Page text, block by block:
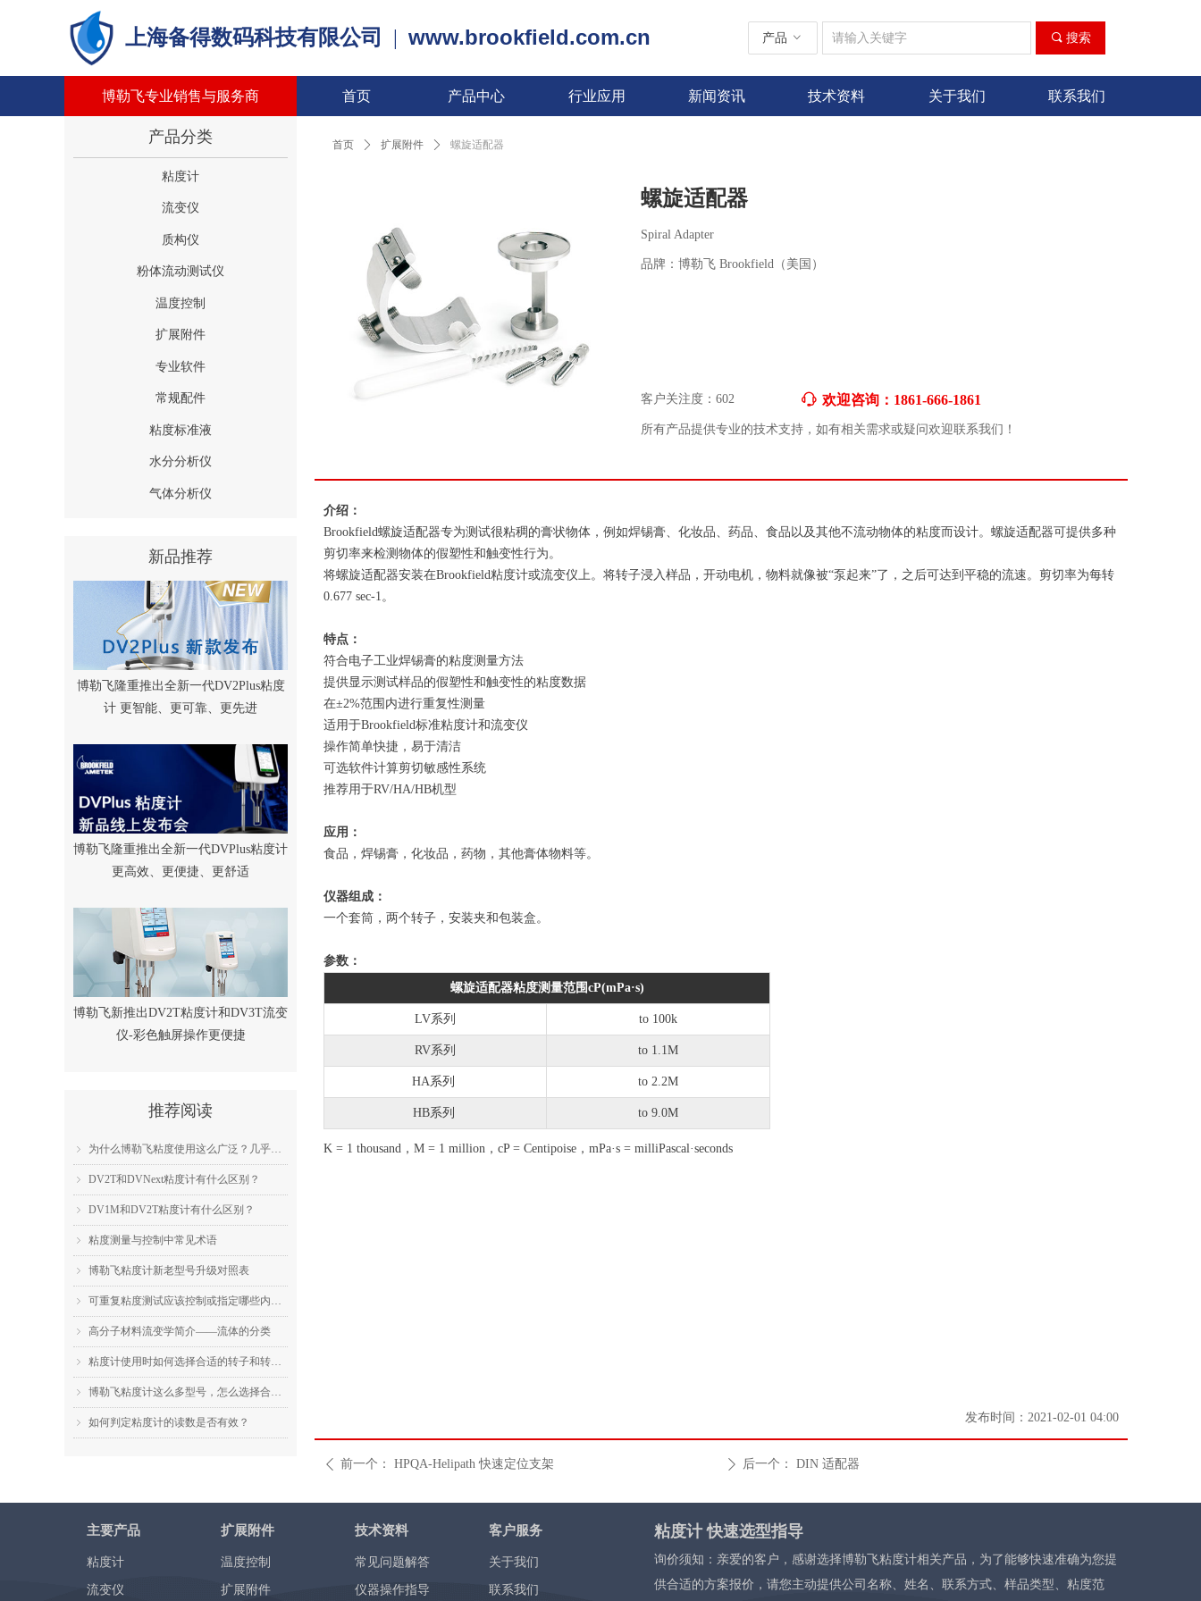
上海备得数码科技有限公司 | www.brookfield.com.cn 끠 搜索
产品 ꀁ
首页 产品中心 行业应用 新闻资讯 技术资料 关于我们 联系我们
博勒飞专业销售与服务商
首页 ꄲ 扩展附件 ꄲ 螺旋适配器
Spiral Adapter
品牌：博勒飞 Brookfield（美国）
螺旋适配器
ꄴ 前一个： HPQA-Helipath 快速定位支架 ꄲ 后一个： DIN 适配器
介绍：
Brookfield螺旋适配器专为测试很粘稠的膏状物体，例如焊锡膏、化妆品、药品、食品以及其他不流动物体的粘度而设计。螺旋适配器可提供多种
剪切率来检测物体的假塑性和触变性行为。
将螺旋适配器安装在Brookfield粘度计或流变仪上。将转子浸入样品，开动电机，物料就像被“泵起来”了，之后可达到平稳的流速。剪切率为每转
0.677 sec-1。
特点：
符合电子工业焊锡膏的粘度测量方法
提供显示测试样品的假塑性和触变性的粘度数据
在±2%范围内进行重复性测量
适用于Brookfield标准粘度计和流变仪
操作简单快捷，易于清洁
可选软件计算剪切敏感性系统
推荐用于RV/HA/HB机型
应用：
食品，焊锡膏，化妆品，药物，其他膏体物料等。
仪器组成：
一个套筒，两个转子，安装夹和包装盒。
参数：
螺旋适配器粘度测量范围cP(mPa·s)
LV系列 to 100k
RV系列 to 1.1M
HA系列 to 2.2M
HB系列 to 9.0M
K = 1 thousand，M = 1 million，cP = Centipoise，mPa·s = milliPascal·seconds
客户关注度： 602
所有产品提供专业的技术支持，如有相关需求或疑问欢迎联系我们！
发布时间： 2021-02-01 04:00
ꁱ 欢迎咨询：1861-666-1861
粘度计
流变仪
质构仪
粉体流动测试仪
温度控制
扩展附件
专业软件
常规配件
粘度标准液
水分分析仪
气体分析仪
产品分类
ꁇ 为什么博勒飞粘度使用这么广泛？几乎成为了行业标准？
ꁇ DV2T和DVNext粘度计有什么区别？
ꁇ DV1M和DV2T粘度计有什么区别？
ꁇ 粘度测量与控制中常见术语
ꁇ 博勒飞粘度计新老型号升级对照表
ꁇ 可重复粘度测试应该控制或指定哪些内容？
ꁇ 高分子材料流变学简介——流体的分类
ꁇ 粘度计使用时如何选择合适的转子和转速？
ꁇ 博勒飞粘度计这么多型号，怎么选择合适的机型？
ꁇ 如何判定粘度计的读数是否有效？
推荐阅读
新品推荐
博勒飞隆重推出全新一代DV2Plus粘度
计 更智能、更可靠、更先进
博勒飞隆重推出全新一代DVPlus粘度计
更高效、更便捷、更舒适
博勒飞新推出DV2T粘度计和DV3T流变
仪-彩色触屏操作更便捷
粘度计 快速选型指导
询价须知：亲爱的客户，感谢选择博勒飞粘度计相关产品，为了能够快速准确为您提
供合适的方案报价，请您主动提供公司名称、姓名、联系方式、样品类型、粘度范
关于我们
联系我们
常见问题解答
仪器操作指导
主要产品 技术资料
扩展附件 客户服务
粘度计
流变仪
温度控制
扩展附件